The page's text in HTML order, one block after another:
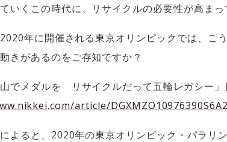
いくこの時代に、リサイクルの必要性が高まっ
年に開催される東京オリンピックでは、こ
きがあるのをご存知ですか？
山でメダルを リサイクルだって五輪レガシー
article/
よると、2020年の東京オリンピック・パラリ